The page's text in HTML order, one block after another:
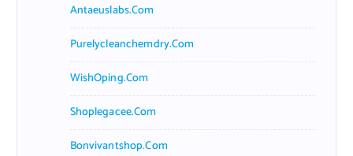
Antaeuslabs.com
Purelycleanchemdry.com
WishOping.com
Shoplegacee.com
Bonvivantshop.com